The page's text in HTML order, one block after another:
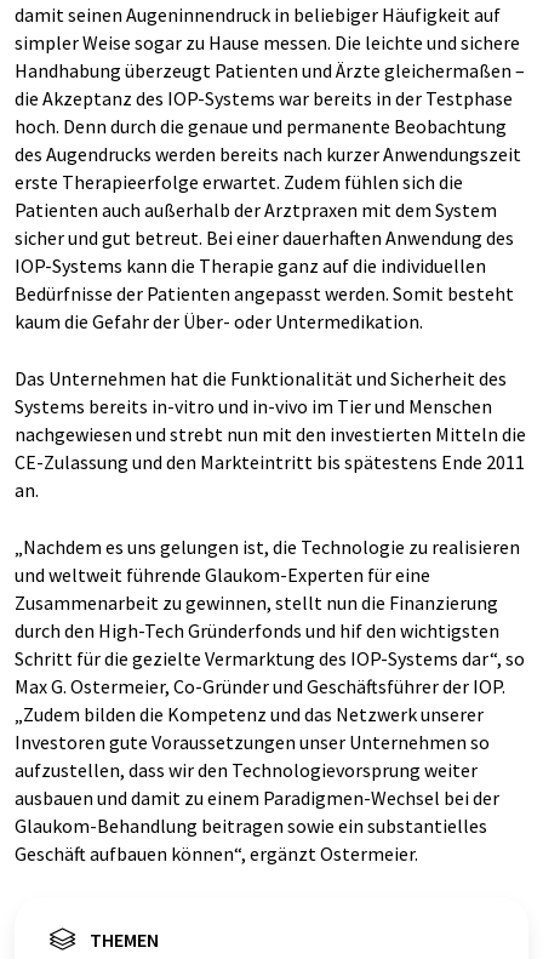
damit seinen Augeninnendruck in beliebiger Häufigkeit auf
simpler Weise sogar zu Hause messen. Die leichte und sichere
Handhabung überzeugt Patienten und Ärzte gleichermaßen –
die Akzeptanz des IOP-Systems war bereits in der Testphase
hoch. Denn durch die genaue und permanente Beobachtung
des Augendrucks werden bereits nach kurzer Anwendungszeit
erste Therapieerfolge erwartet. Zudem fühlen sich die
Patienten auch außerhalb der Arztpraxen mit dem System
sicher und gut betreut. Bei einer dauerhaften Anwendung des
IOP-Systems kann die Therapie ganz auf die individuellen
Bedürfnisse der Patienten angepasst werden. Somit besteht
kaum die Gefahr der Über- oder Untermedikation.
Das Unternehmen hat die Funktionalität und Sicherheit des
Systems bereits in-vitro und in-vivo im Tier und Menschen
nachgewiesen und strebt nun mit den investierten Mitteln die
CE-Zulassung und den Markteintritt bis spätestens Ende 2011
an.
„Nachdem es uns gelungen ist, die Technologie zu realisieren
und weltweit führende Glaukom-Experten für eine
Zusammenarbeit zu gewinnen, stellt nun die Finanzierung
durch den High-Tech Gründerfonds und hif den wichtigsten
Schritt für die gezielte Vermarktung des IOP-Systems dar“, so
Max G. Ostermeier, Co-Gründer und Geschäftsführer der IOP.
„Zudem bilden die Kompetenz und das Netzwerk unserer
Investoren gute Voraussetzungen unser Unternehmen so
aufzustellen, dass wir den Technologievorsprung weiter
ausbauen und damit zu einem Paradigmen-Wechsel bei der
Glaukom-Behandlung beitragen sowie ein substantielles
Geschäft aufbauen können“, ergänzt Ostermeier.
THEMEN